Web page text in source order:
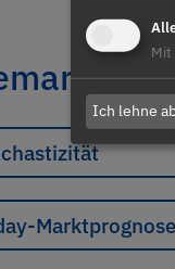
Mit
Ich lehne